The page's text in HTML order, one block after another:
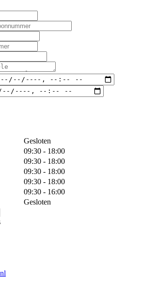
Gesloten
09:30 - 18:00
09:30 - 18:00
09:30 - 18:00
09:30 - 18:00
09:30 - 16:00
Gesloten